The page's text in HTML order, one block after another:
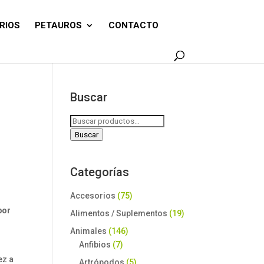
PETAUROS CONTACTO
a
Buscar
Buscar
por:
Buscar
Categorías
Accesorios (75)
Alimentos / Suplementos (19)
Animales (146)
Anfibios (7)